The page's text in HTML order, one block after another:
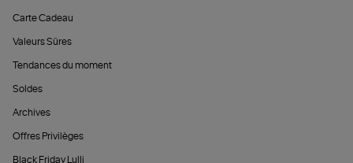
Carte Cadeau
Valeurs Sûres
Tendances du moment
Soldes
Archives
Offres Privilèges
Black Friday Lulli